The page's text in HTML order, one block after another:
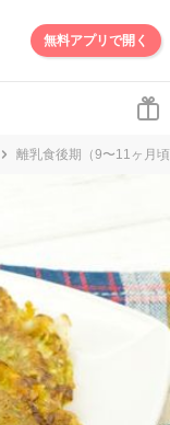
無料アプリで開く
離乳食後期（9〜11ヶ月